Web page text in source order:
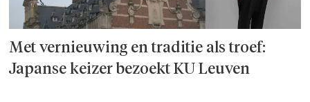
Met vernieuwing en traditie als troef:
Japanse keizer bezoekt KU Leuven